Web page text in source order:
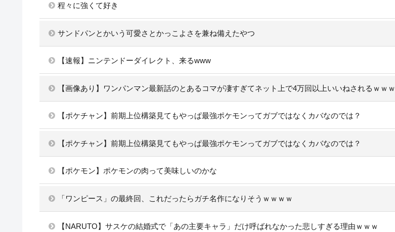
程々に強くて好き
サンドパンとかいう可愛さとかっこよさを兼ね備えたやつ
【速報】ニンテンドーダイレクト、来るwww
【画像あり】ワンパンマン最新話のとあるコマが凄すぎてネット上で4万回以上いいねされるｗｗｗ
【ポケチャン】前期上位構築見てもやっぱ最強ポケモンってガブではなくカバなのでは？
【ポケチャン】前期上位構築見てもやっぱ最強ポケモンってガブではなくカバなのでは？
【ポケモン】ポケモンの肉って美味しいのかな
「ワンピース」の最終回、これだったらガチ名作になりそうｗｗｗｗ
【NARUTO】サスケの結婚式で「あの主要キャラ」だけ呼ばれなかった悲しすぎる理由ｗｗｗ